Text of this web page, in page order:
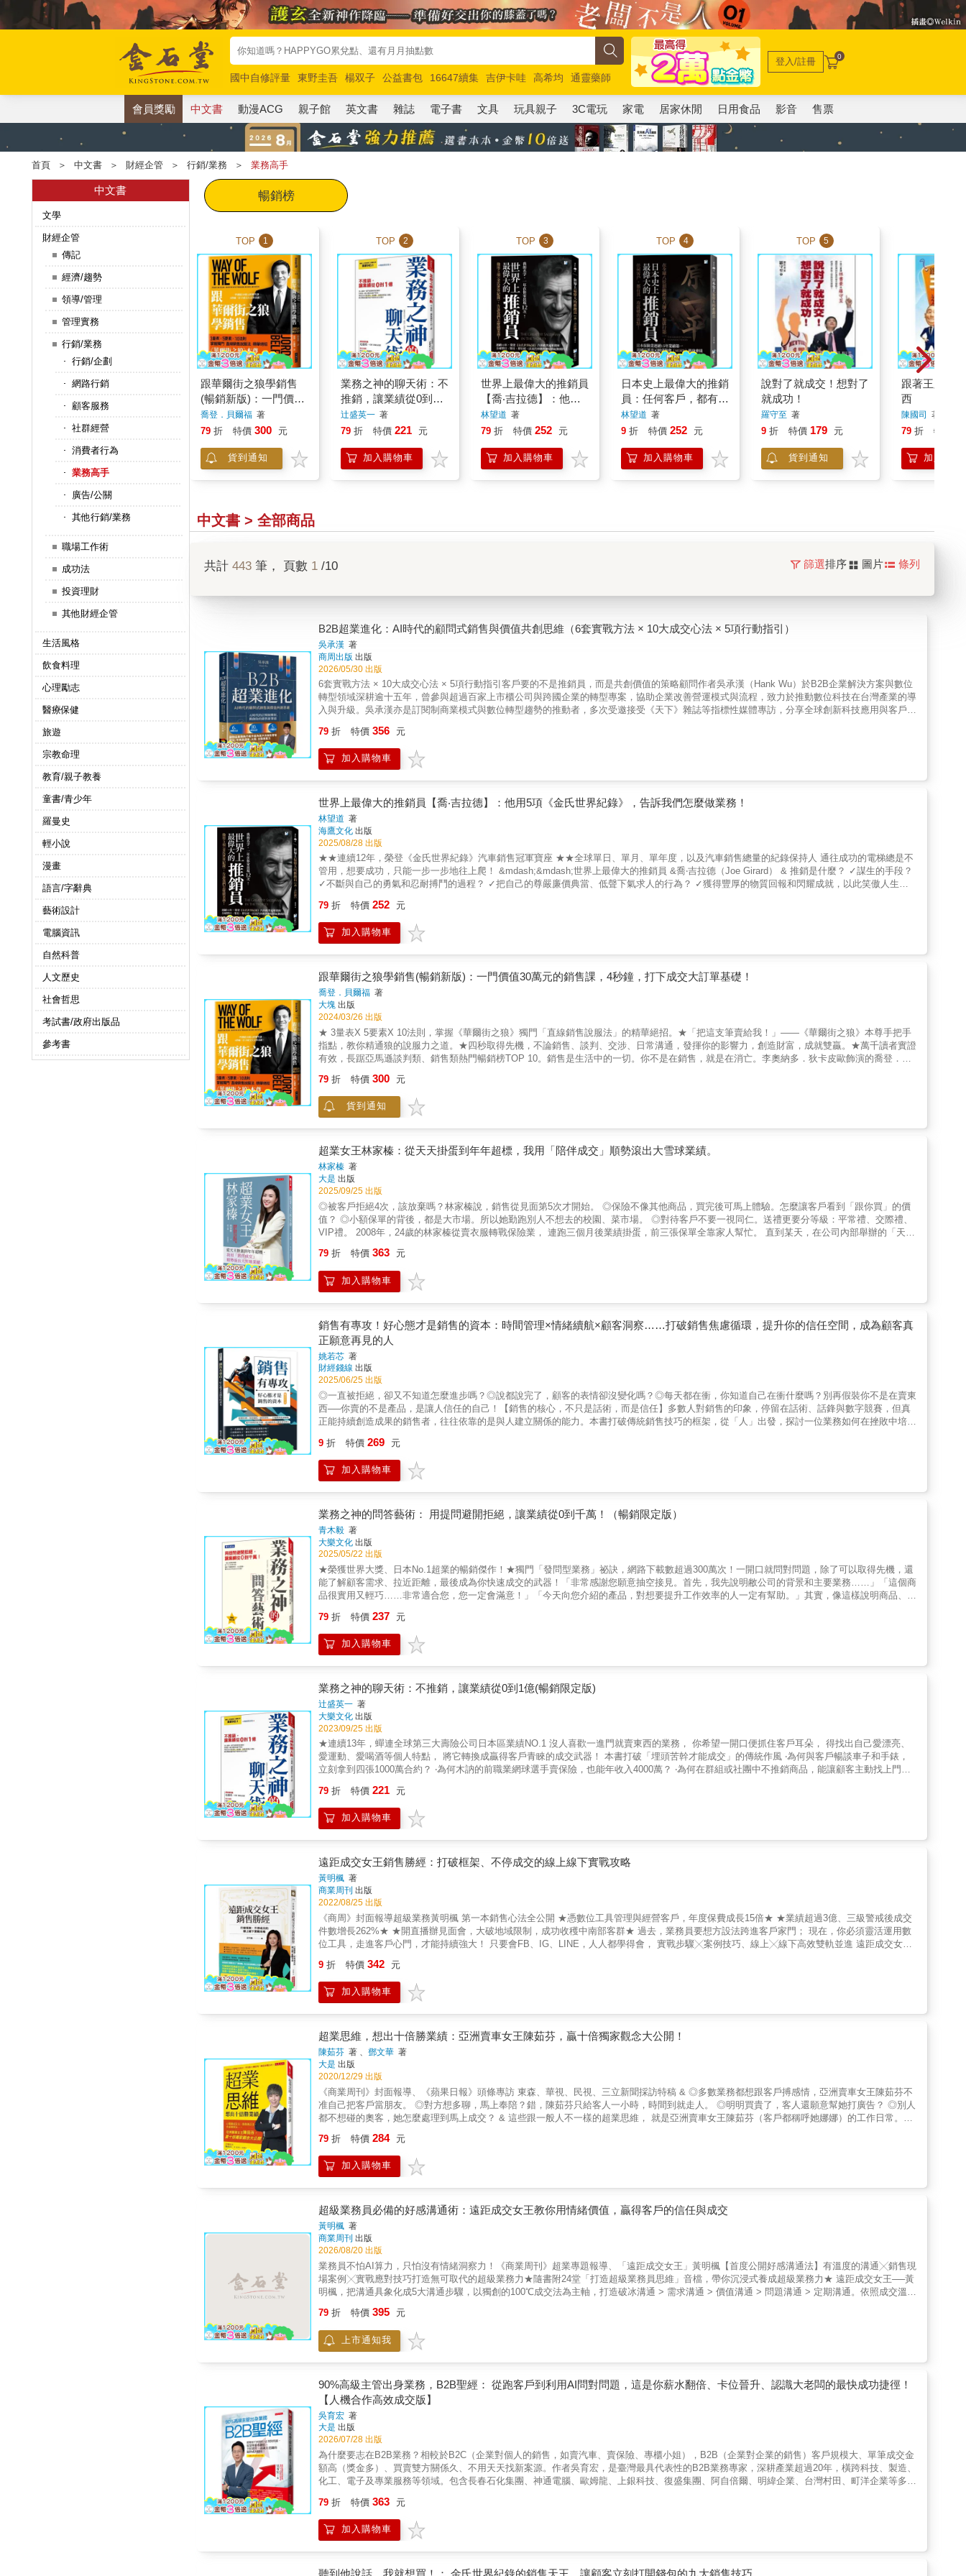
國中自修評量 東野圭吾 楊双子 公益書包 16647續集 吉伊卡哇 高希均
通靈藥師
唯紅花綻放
奧德賽 路邊攤新作 馬斯克 玩具總動員5 超慢跑
登入/註冊 0
會員獎勵 中文書 動漫ACG 親子館 英文書 雜誌 電子書 文具 玩具親子 3C電玩 家電 居家休閒 日用食品 影音 售票
首頁 ＞ 中文書 ＞ 財經企管 ＞ 行銷/業務 ＞ 業務高手
中文書
文學
財經企管
傳記
經濟/趨勢
領導/管理
管理實務
行銷/業務
行銷/企劃
網路行銷
顧客服務
社群經營
消費者行為
業務高手
廣告/公關
其他行銷/業務
職場工作術
成功法
投資理財
其他財經企管
生活風格
飲食料理
心理勵志
醫療保健
旅遊
宗教命理
教育/親子教養
童書/青少年
羅曼史
輕小說
漫畫
語言/字辭典
藝術設計
電腦資訊
自然科普
人文歷史
社會哲思
考試書/政府出版品
參考書
暢銷榜
TOP 1
跟華爾街之狼學銷售
(暢銷新版)：一門價值
30萬元的銷售課，4秒
鐘，打下成交大訂單基
喬登．貝爾福著
79 折 特價 300 元
貨到通知
TOP 2
業務之神的聊天術：不
推銷，讓業績從0到1
億(暢銷限定版)
辻盛英一著
79 折 特價 221 元
加入購物車
TOP 3
世界上最偉大的推銷員
【喬‧吉拉德】：他用5
項《金氏世界紀錄》，
告訴我們怎麼做業務！
林望道 著
79 折 特價 252 元
加入購物車
TOP 4
日本史上最偉大的推銷
員：任何客戶，都有其
一攻就破的弱點
林望道 著
9 折 特價 252 元
加入購物車
TOP 5
說對了就成交！想對了
就成功！
羅守至 著
9 折 特價 179 元
貨到通知
跟著王牌店
西
陳國司 著
79 折 特價
加入購物
中文書 > 全部商品
共計 443 筆， 頁數 1 /10 篩選排序 圖片 條列
B2B超業進化：AI時代的顧問式銷售與價值共創思維（6套實戰方法 × 10大成交心法 × 5項行動指引）
吳承漢 著
商周出版 出版
2026/05/30 出版
6套實戰方法 × 10大成交心法 × 5項行動指引客戶要的不是推銷員，而是共創價值的策略顧問作者吳承漢（Hank Wu）於B2B企業解決方案與數位
轉型領域深耕逾十五年，曾參與超過百家上市櫃公司與跨國企業的轉型專案，協助企業改善營運模式與流程，致力於推動數位科技在台灣產業的導
入與升級。吳承漢亦是訂閱制商業模式與數位轉型趨勢的推動者，多次受邀接受《天下》雜誌等指標性媒體專訪，分享全球創新科技應用與客戶成
者在人工智慧與關係經濟雙重浪潮下，重新定義自我價值並建立不可取代的競爭優勢。本書的核心是B2B銷售未來十年的三大關鍵：顧問式、訂閱
制與 AI 驅動。作者指出，傳統單純依靠人脈與話術的銷售時代已經終結，取而代之的是強調「價值共創」與「長期關係」的新賽道。作者從底層
的商業邏輯出發，深入剖析訂閱經濟的財務語言，並進一步探討代理型AI（Agentic AI）如何重塑銷售流程，並提供一套系統化的「超級業務進化
AI應用：本書率先提出「代理型AI」的概念，強調AI不僅是生產內容的工具，更是能自主執行任務、協助業務員進行賽局模擬與意圖建模的「數位
副駕駛」（Digital Copilot）。3. 實踐挑戰者型銷售模式：引用顧能（Gartner）的研究，強調「挑戰者型」業務在複雜銷售環境中的領先地位，並
提供具體的練習方法，協助讀者從「關係建立型」轉向具備主導權的策略顧問。4. 工具導向的實戰教學：除了心法，內容也詳盡介紹了如「顧問
式銷售提問法」（SPIN）與Google的AI工具「NotebookLM」，並提供具體的提示詞訣竅，讓技術能即刻落實於日常工作。【本書適合下列讀
者】1. B2B業務與顧問：希望突破業績瓶頸，將角色從「推銷員」轉變為客戶心中「受信任的顧問」。2. 銷售與營收主管：需要帶領團隊轉型、
克服組織內對AI的認知抗拒，並打造高績效人機協作戰隊的管理者。3. 企業執行長與決策者：希望理解訂閱制背後的底層邏輯，並透過AI技術校
準公司整體市場推廣策略的企業負責人。4. 對AI應用感興趣的商務人士：渴望學習如何利用生成式AI進行深度產業研究、製作銷售報告並建構個
人專業品牌的讀者。讀者將會了解：為什麼資訊時代讓話術失效？為什麼簽約只是起點、續約與擴充才是勝負關鍵？AI如何接管80%重複性任務，
讓真正的超級業務員把時間放在協調組織決策、提出洞察、建立信任？讀者也會看到許多實際案例——會議如何從冷場變共創？為何董事長會被
正往何處前進。讀者能從本書獲得以下關鍵能力與洞察：1. 重構商業思維：理解訂閱制不只是收費方式的改變，而是關於「持續交付價值」的長
期馬拉松，學習如何計算並提升「顧客終身價值」。2. 掌握人機協作的藝術：學會將80%的重複性行政工作交給AI代理機器人執行，將精力專注
於20%最核心的人性價值，如建立信任、引導共識與處理複雜的利益關係。3. 精進高階銷售技能：掌握SPIN提問法中的「暗示型問題」，學會將
微小的技術痛點連結至客戶高層的策略風險，進而推動高價值的重點大單。4. 建構超級信任資產：學習如何在LinkedIn等平台長期經營個人品牌，
透過持續輸出專業內容，讓市場主動識別並信任你的專業價值。5. 執行精準的結案行動：利用「大單作戰地圖」，從定義問題、效益評估到商務
談判，設計出讓成交成為必然的系統化流程。這本書不是傳授銷售技巧的工具書，而是幫讀者看清B2B銷售下一個十年的遊戲規則。如果想在AI變
革中不只是活下來，而是成為引導客戶、影響決策、創造長期價值的超業，這本書就是你必須擁有的地圖。 【重量級推薦名單】專序推薦──郭瑞
祥／台大前副校長、台大商研所特聘教授陳家麟／台大管理學院院長黃慧珠／台灣IBM公司前總經理、上海商業儲蓄銀行董事劉克振／研華科技董
事長同聲推薦──徐嘉聲／Salesforce台灣區總經理許才吉／NetApp GCASK副總裁暨總經理吳玲玲／聯電獨立董事、台大資管系教授范庭甄／街
口電子支付總經理陳俊嘉／永悅健康創辦人暨執行長程國榮／玉山金控財務長楊佳燊／傑思愛德威創辦人暨執行長賈景光／中信金控資訊長盧志浩
／資誠創新諮詢董事長暨合夥人謝明慧／台大管理學院副院長【重量級好評】我願意誠摯推薦本書，給所有關心產業變化、人才轉型與組織未來的
人。期待讀者在閱讀之後，不只更理解B2B銷售的未來，也更清楚地看見：在AI快速演進的時代，一個人最值得被珍視的價值，正在於他能否以整
合性思維，連結客戶、商業與科技，進而為自己、為組織，也為社會，開創新的可能。──郭瑞祥／台大前副校長、台大商研所特聘教授本書並非
僅止於經驗分享，而是嘗試在快速變動的商業環境中，整理出一套具有結構性的觀察與分析。對於關注B2B銷售、商業模式轉型及AI應用之讀者而
言，這是一部值得一讀，且結合理論基礎與實務經驗之優良專書。──陳家麟／台大管理學院院長這本書就像是一個滿載能量的啟動鍵，只要你願
研華科技未來推動全球業務轉型的重要目標……最終將有機會帶領我們邁向本書所提出的「B2B超業進化」境界。──劉克振／研華科技董事長
【本書的寫作特色】1. 大量案例敘事，強烈的臨場感：透過真實會議、投標、客戶互動故事帶入觀點，讓抽象概念具體化，讀者能清楚感受業務
轉型的痛點與突破瞬間。2. 結合理論與實戰，層次分明：先點出大趨勢，再連結心理學、商業模式與AI技術，讓讀者能從原理理解變革，再用案
例掌握執行方法。3. 強烈的引導語氣，激勵人心：以提問、對比、未來視角引導思考，語氣具有推動力，為讀者提供「升級」的緊迫感與動機。
79 折 特價 356 元
加入購物車
世界上最偉大的推銷員【喬‧吉拉德】：他用5項《金氏世界紀錄》，告訴我們怎麼做業務！
林望道 著
海鷹文化 出版
2025/08/28 出版
★★連續12年，榮登《金氏世界紀錄》汽車銷售冠軍寶座 ★★全球單日、單月、單年度，以及汽車銷售總量的紀錄保持人 通往成功的電梯總是不
管用，想要成功，只能一步一步地往上爬！ &mdash;&mdash;世界上最偉大的推銷員 &喬‧吉拉德（Joe Girard） & 推銷是什麼？ ✓謀生的手段？
✓不斷與自己的勇氣和忍耐搏鬥的過程？ ✓把自己的尊嚴廉價典當、低聲下氣求人的行為？ ✓獲得豐厚的物質回報和閃耀成就，以此笑傲人生的
煌大道。 事實上，推銷不是把產品或服務賣給客戶那麼簡單， 它表示全面改變自我，不斷挑戰生命極限， 對有進取心的推銷員來說：只要不斷付
出，就可以獲得成功。 這種成功沒有上限，如果進取有道，就可以成為百萬富翁。 & ◎ 我的名字，一年在你家出現12次！ 本書匯集喬‧吉拉德的
推銷秘訣，總結出推銷員快速成長的自我修練術， 所有的條目都指向一點：打造獲得成交的推銷員，打造金牌推銷員。 由於對銷售的錯誤認識，
拜訪客戶， 戰戰兢兢地詢問客戶是否購買，遭到拒絕以後立刻放棄， 必定是成交無望，佣金寥寥，以失敗告終。 相反地，把推銷視為與客戶共贏
的過程， 透過對客戶的百般攻心而獲得成交，可以賺取不菲的佣金， 也可以累積人脈關係，進而邁向事業巔峰。
79 折 特價 252 元
加入購物車
跟華爾街之狼學銷售(暢銷新版)：一門價值30萬元的銷售課，4秒鐘，打下成交大訂單基礎！
喬登．貝爾福 著
大塊 出版
2024/03/26 出版
★ 3量表X 5要素X 10法則，掌握《華爾街之狼》獨門「直線銷售說服法」的精華絕招。★「把這支筆賣給我！」——《華爾街之狼》本尊手把手
指點，教你精通狼的說服力之道。★四秒取得先機，不論銷售、談判、交涉、日常溝通，發揮你的影響力，創造財富，成就雙贏。★萬千讀者實證
有效，長踞亞馬遜談判類、銷售類熱門暢銷榜TOP 10。銷售是生活中的一切。你不是在銷售，就是在消亡。李奧納多．狄卡皮歐飾演的喬登．貝
何人的搖滾巨星。大銀幕上，金融圈紙醉金迷、腐敗沉淪、大起大落的黑暗面深入人心，但貝爾福將在《跟華爾街之狼學銷售》裡，證明他早已浪
子回頭、華麗轉身，且要向讀者傳授他何以能夠呼風喚雨的真功夫，過程一再保證是良心銷售，合乎道德與誠信。在你的事業與人生中，最重要的
資產是什麼？——說服力！說服力意味著不管在工作或個人生活中，有效銷售你的產品或服務、敲定交易、脫穎而出的能力；向世界證明你的立場
對夥伴、老闆、員工，甚至約會對象等等，推銷自己。這本由貝爾福親手執筆，手把手指點的全方位指南，毫不藏私公開作者在國際間大獲成功的
「直線銷售說服系統」獨門秘訣，這個系統經過科學驗證，能顯著增進一個人達成預定結果的影響力與說服力，應用範圍不限於商場職場，也包括
個人生活場景。貝爾福將破解如何說服任何人去做任何事的關鍵要訣，以及教導不論年齡、教育或技術程度的任何一個人嫻熟說服的方法，使你蛻
變為銷售、成交、談判、創業、演講或溝通高手。全書要點◎拆解銷售與說服的密碼◎發現銷售魔法子彈◎創造符合道德價值的簡報且能順利成交
◎精通肢體語言、聲調的藝術◎辨識甄選有價值客戶的方法＊＊＊謝文憲（憲哥）知名講師、作家、主持人特別推薦 貝爾福訓練和激勵各種專業
水準業務員的能力無人可比。他帶來立即和長久的改變，我們銷售部門團隊的合作意識從未如此強烈，沒有任何銷售訓練能夠跟他的訓練媲美。
——東尼．葛利斯（Tony Grist），澳洲安康電信公司（Amcom）前董事長貝爾福的訊息不但善於激勵和啟發人心，還提供為成功培力的工具。
我鼓勵每一個人認識貝爾福，每一個人都「必須學習」他出人頭地的策略！——布瑞德．湯森（Brad Thomsen），21世紀不動產公司（Century
21 RealEstate Center）前管理經紀人貝爾福是今天世界上最迷人、最善於激勵人心的演說家，他教導的直線銷售系統根本就是世界級的方法，如
79 折 特價 300 元
貨到通知
超業女王林家榛：從天天掛蛋到年年超標，我用「陪伴成交」順勢滾出大雪球業績。
林家榛 著
大是 出版
2025/09/25 出版
◎被客戶拒絕4次，該放棄嗎？林家榛說，銷售從見面第5次才開始。 ◎保險不像其他商品，買完後可馬上體驗。怎麼讓客戶看到「跟你買」的價
值？ ◎小額保單的背後，都是大市場。所以她勤跑別人不想去的校園、菜市場。 ◎對待客戶不要一視同仁。送禮更要分等級：平常禮、交際禮、
VIP禮。 2008年，24歲的林家榛從賣衣服轉戰保險業， 連跑三個月後業績掛蛋，前三張保單全靠家人幫忙。 直到某天，在公司內部舉辦的「天生
簽約。 保險不像其他商品，買完後可馬上體驗、享受， 怎麼讓客戶感受到「我應該現在跟你買」？ ◎陪伴，讓客戶看見我的價值 ‧銷售不是攻
防，是「陪伴」。 堅持不買保險的豬肉攤大哥、 已經買了其他家保單的大姐、 對人防備心很重的臺商夫妻檔……後來怎麼都變成林家榛的客戶？
全因為「陪伴」。陪伴，是有竅門的。 ‧沒人脈，怎麼拓展客戶？ 做別人不想做的──在菜市場發傳單、在校園跑理賠， 一張因眼傷申請理賠的校
高資產客戶， 林家榛如何突破心防，讓他們自願年年加保？ ◎目標5倍法，我帶出頂尖團隊 升主管後，林家榛帶領的第一個團隊迅速擴展到20位
成員， 但一年內就有7個人離職。原來，增員不是有人就好： 帶領資深員工要分類管理； 帶高學歷新人要有「三給」； 沒自信的人、很難搞的
人，該怎麼激勵？ 2022年，新冠疫情席捲全球，沒人敢出門， 林家榛的團隊竟奪下全國區處業績冠軍； 2025年，榮獲世界級認證國際龍獎IDA銀
龍獎， 帶領12位超業拿下保險業最高榮譽MDRT。怎麼辦到？ 她靠「目標5倍法」，讓業績年年超標。 本書就是她從沒有人脈的掛蛋業務， 成為
國泰人壽最年輕的處經理暨資深行銷總監的祕訣。
79 折 特價 363 元
加入購物車
銷售有專攻！好心態才是銷售的資本：時間管理×情緒續航×顧客洞察……打破銷售焦慮循環，提升你的信任空間，成為顧客真
正願意再見的人
姚若芯 著
財經錢線 出版
2025/06/25 出版
◎一直被拒絕，卻又不知道怎麼進步嗎？◎說都說完了，顧客的表情卻沒變化嗎？◎每天都在衝，你知道自己在衝什麼嗎？別再假裝你不是在賣東
西──你賣的不是產品，是讓人信任的自己！【銷售的核心，不只是話術，而是信任】多數人對銷售的印象，停留在話術、話鋒與數字競賽，但真
正能持續創造成果的銷售者，往往依靠的是與人建立關係的能力。本書打破傳統銷售技巧的框架，從「人」出發，探討一位業務如何在挫敗中培養
南。【系統思維，讓銷售成為可複製的能力】作者透過多年實務輔導與訪談經驗，歸納出一套具邏輯性與操作性的銷售心法，涵蓋心態調整、行為
節奏設計、顧客洞察與語言策略等關鍵元素。書中不提供「一次成交」的萬用話術，而是協助讀者建構可長期推進的內在系統，無論是否從事業務
工作，都能透過這套架構，強化自我影響力與溝通品質，成為更懂人性、更有行動力的人。【真實案例，映照每一位在職場努力的你】全書大量收
者不僅能從中獲得實務啟發，也會感受到被理解與同行的力量。【適用於所有想在人際關係中走得更遠的人】本書雖以銷售為名，但其核心內容早
已超越業務工作本身。無論你是剛入職的新人、轉換跑道的職場人，或是在原有崗位上尋求更深連結與影響力的專業者，都能從中找到具體方法與
行動路徑。銷售，不只是產品與服務的推進，更是表達價值、建立信任與陪伴選擇的歷程。本書將幫助你在資訊過載、人際複雜的現代職場中，更
穩定地前進。本書特色：本書旨在拆解頂尖業務背後的行為邏輯與心理機制，帶領讀者跳脫話術與銷售技巧的表層迷思，深入理解信任建立與需求
洞察的本質。作者結合多年市場實務觀察與心理學、談判學等理論觀點，提出一套可實際操作的銷售思維系統，不僅適用於銷售從業人員，更是所
有希望強化影響力與人際互動品質的職場人士不可或缺的學習指南。
9 折 特價 269 元
加入購物車
業務之神的問答藝術： 用提問避開拒絕，讓業績從0到千萬！（暢銷限定版）
青木毅 著
大樂文化 出版
2025/05/22 出版
★榮獲世界大獎、日本No.1超業的暢銷傑作！★獨門「發問型業務」祕訣，網路下載數超過300萬次！一開口就問對問題，除了可以取得先機，還
能了解顧客需求、拉近距離，最後成為你快速成交的武器！「非常感謝您願意抽空接見。首先，我先說明敝公司的背景和主要業務……」「這個商
品很實用又輕巧……非常適合您，您一定會滿意！」「今天向您介紹的產品，對想要提升工作效率的人一定有幫助。」其實，像這樣說明商品、拚
精髓！ 業務之神青木毅不僅是日本冠軍，更在84個國家共2,500家代理商中奪得世界大獎。他的Podcast節目從2016年開播，至今累積下載次
數已超過300萬次。 青木毅根據30多年的經驗告訴你，現今資訊爆炸、網路便捷，商品早已供過於求，「說明型業務員」即使說破嘴，顧客也不見
得想聽，也不會買單，做什麼都是白搭。因此，你必須變身「發問型業務員」，成為客戶的諮詢顧問，以「諮商式推銷」的方式，提出問題、傾聽
◎【說明型業務案例】是否費盡唇舌介紹，反而讓顧客有點不爽？顧客：「這產品真的好用嗎？」說明型業務：「如同剛才向您說明的，這項商品
非常好用，很適合您。」顧客：「或許吧。」說明型業務：「您買了一定會滿意的。」顧客：「是嗎？」◎【發問型業務案例】用提問引導顧客說
出真正需求，就不會被拒絕。顧客：「這產品真的好用嗎？」發問型業務：「您覺得怎麼樣呢？」顧客：「看起來的確很好用，感覺起來也很輕
巧。」發問型業務：「您真是太有眼光了！要是這能派上用場就太好了。」顧客：「彼此彼此，謝謝你介紹這麼好的東西給我。」★★拉關係：這
樣問，你和客戶變麻吉！◎【說明型業務案例】是否很怕被打斷，於是連珠砲似說個沒完？說明型業務：「您好，有個對令公子很有幫助的補習班
資訊，因此想拜訪您。」家長：「我對補習班不怎麼感興趣。」說明型業務：「我會帶著廣受歡迎的教材《養成孩子學習習慣》，前去拜訪。」家
長：「我不需要。」說明型業務：「另外，這次有特別促銷活動，會贈送敝公司的免費試聽券。」家長：「我也不需要這個。」◎【發問型業務案
例】問出顧客感興趣的事，他自然跟你一直講下去。發問型業務：「您好，有個對令公子很有幫助的補習班資訊，因此想拜訪您。」家長：「我對
補習班不怎麼感興趣。」發問型業務：「您現在對什麼事比較感興趣呢？」家長：「大概是孩子想做什麼吧。」發問型業務：「原來如此，請問這
子一定很幸福！其實我們提供升學就業指導，幫助孩子找出未來方向。若您方便的話，我想向您介紹一下。」家長：「是嗎？這樣的話倒是可以聽
一下。」★★業務之神還有這些絕招，你學會就能打通任督二脈！◎面訪術：這樣問99%見到顧客，不碰壁。◎簡報技巧：這樣問有來有往，顧客
聽得下去。◎成交術：這樣問不只收訂單，還收客戶的心。◎開發技巧：這樣問不尷尬，客戶更主動轉介紹。【本書特色】‧傳授以顧客需求為導
向的諮商式推銷法，只要會問就會賺。‧豐富的對話案例、情境式教學，讓你輕鬆切入各個推銷階段。
79 折 特價 237 元
加入購物車
業務之神的聊天術：不推銷，讓業績從0到1億(暢銷限定版)
辻盛英一 著
大樂文化 出版
2023/09/25 出版
★連續13年，蟬連全球第三大壽險公司日本區業績NO.1 沒人喜歡一進門就賣東西的業務， 你希望一開口便抓住客戶耳朵， 得找出自己愛漂亮、
愛運動、愛喝酒等個人特點， 將它轉換成贏得客戶青睞的成交武器！ 本書打破「埋頭苦幹才能成交」的傳統作風 ‧為何與客戶暢談車子和手錶，
立刻拿到四張1000萬合約？ ‧為何木訥的前職業網球選手賣保險，也能年收入4000萬？ ‧為何在群組或社團中不推銷商品，能讓顧客主動找上門？
學一招讓銷售額再成長 ★TOP 5％的頂尖業務，都在用的核心祕技是&hellip;&hellip; 日本業務之神辻盛英一，連續13年在大都會人壽日本分公司
穩坐業績冠軍，只要開班授課就會瞬間爆滿，已培養出許多年收千萬的業務員。其實，他最初當業務時，負責招攬信用卡貸款和房貸，但無人理
睬、到處碰壁，後來透過與顧客聊棒球，才敲開通往超業的大門。 因此他強調，只要掌握聊天的節奏，善用個人特點展現魅力，任何人都能成為
用聊天術──讓陌生人成為忠實顧客 頂尖業務員大多沒有特殊才能，而是擅長用個人特點和魅力，他們即使不推銷，也能消除顧客的不信任感，轉
換成業績數字。例如： ‧喜歡喝酒：愛酒族業務員包下整間酒吧請客戶喝酒，席間說明各種酒類口感和適合搭配場合，不到半年就月收入200萬
元。 ‧喜歡穿搭：業務員掌握自家服飾的特色，根據顧客體型和情境需求，建議如何穿搭，並用LINE介紹新商品，讓人樂意買單。 ‧喜歡網球：前
職業網球選手在俱樂部打球，因應其他會員請求予以指導，但不收任何費用，結果保單成交率提高，年收入衝破4000萬。 ★你的強項武器──通常
藏在不起眼的地方 本書提供三階段的「特點檢測表」，幫你發掘自身特點與魅力。與顧客見面時，將這些材料當作話題，就能成功破冰。 【階段
1】重新檢視自己擁有的事物 例如：你現在住哪裡？你是哪裡人？你的血型？&hellip;&hellip; 【階段2】找出感興趣的事物 例如：放假時經常做什
麼事？有沒有想一看再看的電影？現在學習什麼事物？&hellip;&hellip; 【階段3】找出真正喜歡的事物 例如：有沒有從小就開始做，且持續到現在
的事？周遭的人會因為什麼事稱讚你？若有一個月假期，你想做什麼？&hellip;&hellip; ★提升業務員等級──測一側你屬於哪一級？ 業務員的等級
不同，運用特點的方式也有差異，只要抓對訣竅，就能把魅力發揮到極限。想要成為超業，請先填寫「等級確認檢測表」了解自己，再對症下藥。
討厭工作。 【等級2】行動派業務員 特徵：為了提升業績，一直約許多顧客見面。 課題：沒有個人時間，內心承受巨大的壓力。 【等級3】付出
型業務員 特徵：對顧客施予恩惠，換取業績成長。 課題：雖然受到顧客喜愛，工作不吃力，但依舊忙碌。 一路過關斬將，升級至以下三種業務員
之後，就能擁有自由時間、善用特點，而且總是樂在工作，使得業績大幅成長。 【等級4】「諮商型業務員」：客戶會主動找上門 【等級5】「圈
粉業務員」：客戶會無條件購買商品 【等級6】「神級業務員」：被客戶視為教主尊敬愛戴 ＊原書名為《業務之神的聊天術》 名人推薦 職場作家
吳家德 業務行銷高手 林哲安 福特汽車銷售冠軍 王堅志 &
79 折 特價 221 元
加入購物車
遠距成交女王銷售勝經：打破框架、不停成交的線上線下實戰攻略
黃明楓 著
商業周刊 出版
2022/08/25 出版
《商周》封面報導超級業務黃明楓 第一本銷售心法全公開 ★憑數位工具管理與經營客戶，年度保費成長15倍★ ★業績超過3億、三級警戒後成交
件數增長262%★ ★開直播辦見面會，大破地域限制，成功收穫中南部客群★ 過去，業務員要想方設法跨進客戶家門； 現在，你必須靈活運用數
位工具，走進客戶心門，才能持續強大！ 只要會FB、IG、LINE，人人都學得會， 實戰步驟╳案例技巧、線上╳線下高效雙軌並進 遠距成交女王
SOP化的各界業務員 ☑試圖將線上銷售納入績效考核的管理者 【重新定義銷售】 ☑品牌＞產品、公司&rarr;經營個人品牌的優勢 ☑生產力公式
&rarr;增加活動量+客戶數，整合線上線下通路 ☑增加線上工具&rarr;用FB、IG、LINE玩出經營效率 ☑100℃成交溫度&rarr;不憑感覺銷售，用溫度
量表確認客戶銷售進程 ☑全通路銷售技巧&rarr;灑網、養客、定聯、拉長戰局 ☑流程SOP化&rarr;重新分配工作時間，利用表格確實落實到組織
大成交步驟】 ☑0～40℃：建立客戶名單、收集客戶資料、同步化聆聽&hellip;&hellip; ☑40～60℃：定量互動、建立個別需求、保溫再購溫度
&hellip;&hellip; ☑60～80℃：提問‧提問‧再提問、探求真正需求、遞交建議書&hellip;&hellip; ☑80℃〜100℃：反對問題處理、激勵成交話術、評估
成交率、是否回到40℃至60℃繼續加溫&hellip;&hellip; 【銷售5大技巧】 找客、精準互動、經營忠誠迴路、與客戶同步、高效對話、線上聊天技
巧、營造動態感、發文頻率、挑選內容、可搜尋的線上名單、分級客戶、增強連結、轉介名單&hellip;&hellip; 【經營鐵粉4大步驟】 漸進式銷售、
經營心占率與鐵粉、SOP化線上互動、判斷客戶進程、激勵成交話術、有溫度的售後服務&hellip;&hellip; 【組織可活運工具】 計分卡、活動量
表、每週行事曆、每月業績與客戶量表&hellip;&hellip; 本書特色 1.兼備技巧與心法不藏私大公開：詳細教導線上與線下經營客戶的模式與技巧，
也從作者經營家族企業、跑保險業務碰上次級房貸風暴的經歷，分享業務員該如何克服心魔與調適心態。 2.將可行的OMO SOP落實到工作中：利
用FB空戰、Line地面戰雙重夾擊，教你如何積極正面地刷存在感、如何讓客戶定時定量看到真正的你（品牌+人設）、如何線上判斷客戶購買意
圖、如何有效線上溝通&hellip;&hellip;。 3.打造有溫度的成交法則：作者將6大成交步驟轉為可視化的0℃～100℃成交法，教你如何升溫、如何保
間。作者重新分配線上與線下銷售與管理模式，協助組織打造更多元的專業團隊，讓客戶更有安全感。 5. 輔佐保險案例+圖表說明：以在地案例
釐清讀者問題，加強技巧應用與掌握程度；專業理論則用圖表呈現，方便讀者學習和閱讀。
9 折 特價 342 元
加入購物車
超業思維，想出十倍勝業績：亞洲賣車女王陳茹芬，贏十倍獨家觀念大公開！
陳茹芬 著 、鄧文華 著
大是 出版
2020/12/29 出版
《商業周刊》封面報導、《蘋果日報》頭條專訪 東森、華視、民視、三立新聞採訪特稿 & ◎多數業務都想跟客戶搏感情，亞洲賣車女王陳茹芬不
准自己把客戶當朋友。 ◎對方想多聊，馬上奉陪？錯，陳茹芬只給客人一小時，時間到就走人。 ◎明明買貴了，客人還願意幫她打廣告？ ◎別人
都不想碰的奧客，她怎麼處理到馬上成交？ & 這些跟一般人不一樣的超業思維， 就是亞洲賣車女王陳茹芬（客戶都稱呼她娜娜）的工作日常。&
11輛就有一輛是她賣出的！ & 2013年，她總計賣出703輛車，是業界平均一年70輛的十倍； 2016年7月，她月銷102輛車，再創全臺汽車業單月銷
售新高紀錄； 2019年2月2日，榮獲和泰汽車頒發累計總銷量NO.1，為TOYOTA在臺第一人。 2020年5月，疫情期間，她照樣以月銷60輛獲月競賽
第一。 & 陳茹芬假日不上班，很少發名片，明明在賣車卻很少跟人聊車， 認識她的人都說：只要跟陳茹芬聊天，好像你的什麼願望都能實現。 &
床」開始！ 業績沒做到很丟臉？娜娜的方法是重複講目標，做不到也沒關係， 當你誠實面對困境，老天爺才知道如何幫你。 & 還有，銷售的每一
單都要賺？ 賣車女王利用經銷商的大水庫理論，賺賠之間照樣月月拿冠軍。 因為，銷售道理百百通，賣什麼都能通。 & ◎成交高手三件事：時
間、自信、互利（不用很會聊） & 很會聊不等於會成交，你要「框」住客戶的時間： 框在「上午9點～10點」，或是「下午2點～3點」，才能掌
握主導權。 & 當業務總是得姿態矮人一截、卑躬屈膝？ 陳茹芬建議：堅持、有底線、堅持有底線，從不讓客戶亂殺價。 其實，最常來「亂」的，
是客戶帶來的小孩。她可以動用劉德華、張學友來搞定。 娜娜自創的「心電圖成交法」，更讓她不受疫情影響，業績照樣嚇嚇叫。 & ◎別人在乎
達成率，我大方接受失敗率 & 認識她的人都說：只要跟陳茹芬聊天，好像你的什麼願望都能實現。 怎麼辦到？本書特別公開她20年都維持正能量
的祕密：負負得正法。 & 上班族想要高收入，最佳捷徑就是做業務，而且有90％的高級主管都是出身業務。 看看全臺灣最會賺錢的業務，想的做
的，跟你以為的，哪裡不一樣。
79 折 特價 284 元
加入購物車
超級業務員必備的好感溝通術：遠距成交女王教你用情緒價值，贏得客戶的信任與成交
黃明楓 著
商業周刊 出版
2026/08/20 出版
業務員不怕AI算力，只怕沒有情緒洞察力！《商業周刊》超業專題報導、「遠距成交女王」黃明楓【首度公開好感溝通法】有溫度的溝通╳銷售現
場案例╳實戰應對技巧打造無可取代的超級業務力★隨書附24堂「打造超級業務員思維」音檔，帶你沉浸式養成超級業務力★ 遠距成交女王──黃
明楓，把溝通具象化成5大溝通步驟，以獨創的100℃成交法為主軸，打造破冰溝通 > 需求溝通 > 價值溝通 > 問題溝通 > 定期溝通。依照成交溫
建立一套可以複製、可以練習、可以立即上手的實戰系統。──誰適合讀這本書？──◎剛入行、害怕被拒絕的新手業務，尤其是內向者、社恐族、
I人：本書提供按表操課的溝通SOP，讓你告別「憑感覺」溝通，憑實力成交。 ◎面臨瓶頸、客戶經營難以做的大資深老手：教你利用社群培養客
戶溫度、打造專家光環，提高存在感與降低搜尋成本，啟動強大轉介紹的續動力。 ◎正在帶兵打仗、為增員與留才焦頭爛額的主管：教你如何用
「我沒時間」等常見的反對問題。◎ 如何善用符合人性心理的故事、價值框架來提高客戶的決策意願。◎ 如何把一次成交變成長期經營、轉介客
戶與持續成交的良性循環。◎ 如何從成交延伸增員，建立高績效團隊，培養下一位超級業務員。──100℃成交法的5大溝通攻防戰──◎從 0℃ 到
100℃ 的升溫技術【破冰與觀察】：掌握破冰忌諱，利用「觀察、認同、連結」三步驟與黃金三問，描繪客戶輪廓。◎30℃到60℃【問問題與聆
聽】：教你運用 PNV金字塔提問法、家族組合矩陣、3R聆聽技巧、迴聲式傾聽法，破解客戶防禦機制，敲開客戶心門。◎60℃到90℃【價值框架
與說服】：教你如何暫緩報價、拉回主導權，活用對比、未來視角與、人生四階段的三大提問，將條款溫柔翻譯成聽得懂的價值。另外，針對分享
型、安靜型、價錢敏感型、猶豫型、專業型五大客戶制定對症下藥的回應資料庫。 ◎90℃到100℃【加速成交與收斂】：針對反對問題，運用源自
即興劇的 Yes, and（是的，而且……）原則溫柔堆疊成交路徑；並透過二擇一法、假設成交法、小步成交法推敲成交意願。◎維持剛剛好的60℃
【保溫客戶關係】：成交過後如果中斷與客戶的聯繫，溫度會迅速掉回 0℃。真正的續動力，是透過 Line 等數位工具進行「低單次互動成本、高
接觸頻率」的微互動。無論你是剛入行的菜鳥，還是尋求突破的資深業務，你都可以透過好感溝通建立與客戶之間的信任感，從「關係經營」跨越
到「專業經營」，在AI時代建立無可取代的個人品牌競爭力！──本書特色──1.獨創「100℃成交法」：首度完整公開明楓老師獨創的「100℃成交
的溝通成交系統。2第一線超業實戰案例完整公開：保險實戰案例完整呈現真實對話情境，你可以從中找到各種溝通應對方式，學會超級業務員如
何思考、如何回應、如何贏得人心，到最後成交只是順其自然的事情。3好感溝通=情緒價值 ×有溫度的溝通× 遠距經營：結合心理學、人性洞察與
多年遠距成交經驗，教你透過傾聽、理解、同理、共鳴、提問與引導，創造客戶的情緒價值與心理安全感，建立與客戶之間的高信任關係。4內向
79 折 特價 395 元
上市通知我
90%高級主管出身業務，B2B聖經： 從跑客戶到利用AI問對問題，這是你薪水翻倍、卡位晉升、認識大老闆的最快成功捷徑！
【人機合作高效成交版】
吳育宏 著
大是 出版
2026/07/28 出版
為什麼要志在B2B業務？相較於B2C（企業對個人的銷售，如賣汽車、賣保險、專櫃小姐），B2B（企業對企業的銷售）客戶規模大、單筆成交金
額高（獎金多）、買賣雙方關係久、不用天天找新案源。作者吳育宏，是臺灣最具代表性的B2B業務專家，深耕產業超過20年，橫跨科技、製造、
化工、電子及專業服務等領域。包含長春石化集團、神通電腦、歐姆龍、上銀科技、復盛集團、阿自倍爾、明緯企業、台灣村田、町洋企業等多家
被「一鍵」取代。在強大的演算法與龐大的數據算力面前，業務的價值已從介紹產品，轉向理解產業變化、先洞察問題，並協助客戶做決策。 唯
有與AI人機協作，才能在B2B市場脫穎而出。◎為什麼要做B2B的業務？這可不是一般業務 ．懂這些基本功，高薪、管理職等著你： 很多人以為
B2B業務靠「會說」，其實關鍵是「會問」。 因為客戶的專業比你強，你要用問題引導顧客說出需求。 拜訪前，利用AI模擬客戶情境，讓AI扮演
過AI，能幫你分析競品弱點、發掘客戶隱性需求，並量化隱藏的成本。 具體的提示詞怎麼下？書中告訴你。 ◎從客戶管理到團隊領導，讓你當上
79 折 特價 363 元
加入購物車
聽到他說話，我就想買！： 金氏世界紀錄的銷售天王，讓顧客立刻打開錢包的九大銷售技巧